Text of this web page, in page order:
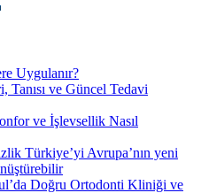
Uygulanır?
Tanısı ve Güncel Tedavi
ve İşlevsellik Nasıl
Türkiye’yi Avrupa’nın yeni
Doğru Ortodonti Kliniği ve